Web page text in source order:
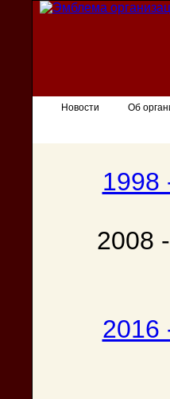
Новости Об
1998
2008
2016